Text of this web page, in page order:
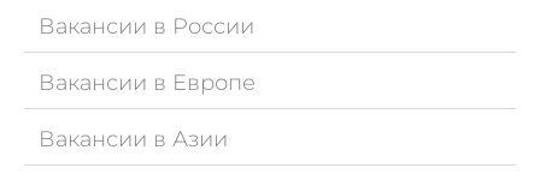
Вакансии в России
Вакансии в Европе
Вакансии в Азии